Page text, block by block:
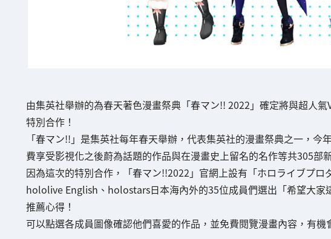
由集英社舉辦的為春天著色漫畫祭典「春マン!! 2022」確定將與超人
特別合作！
「春マン!!」是集英社每年春天舉辦，代表集英社的漫畫祭典之一，
費享受影視化之後蔚為話題的作品與在漫畫史上留名的名作等共305部
因為這次的特別合作，「春マン!!2022」官網上設有「ホロライブプ
hololive English、holostars日本海內外的35位成員們選出「希望大家
推薦心得！
可以點選各成員圖像確認他們喜愛的作品，並免費閱覽漫畫內容，有機